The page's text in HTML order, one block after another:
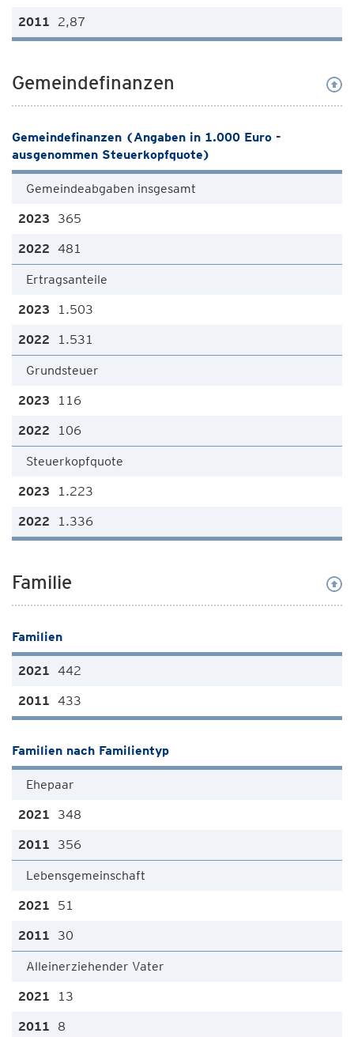
2,87
Gemeindefinanzen
Gemeindefinanzen (Angaben in 1.000 Euro -
ausgenommen Steuerkopfquote)
Gemeindeabgaben insgesamt
365
481
Ertragsanteile
1.503
1.531
Grundsteuer
116
106
Steuerkopfquote
1.223
1.336
Familie
Familien
442
433
Familien nach Familientyp
Ehepaar
348
356
Lebensgemeinschaft
51
30
Alleinerziehender Vater
13
8